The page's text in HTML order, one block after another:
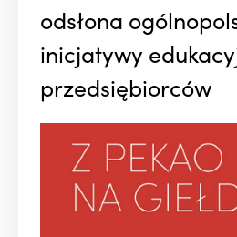
odsłona
inicjatywy
przedsiębiorców